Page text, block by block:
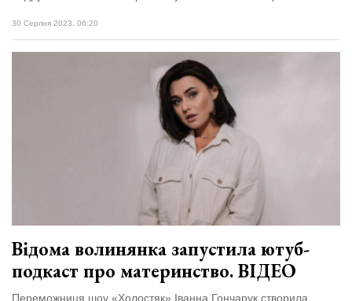
30 Серпня 2023, 06:20
Відома волинянка запустила ютуб-
подкаст про материнство. ВІДЕО
Переможниця шоу «Холостяк» Іванна Гончарук створила